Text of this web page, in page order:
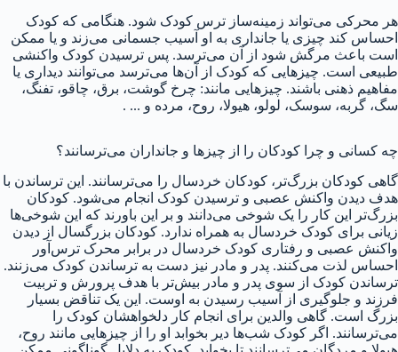
هر محرکی می‌تواند زمینه‌ساز ترس کودک شود. هنگامی که کودک
احساس کند چیزی یا جانداری به او آسیب جسمانی می‌زند و یا ممکن
است باعث مرگش شود از آن می‌ترسد. پس ترسیدن کودک واکنشی
طبیعی است. چیزهایی که کودک از آن‌ها می‌ترسد می‌توانند دیداری یا
مفاهیم ذهنی باشند. چیزهایی مانند: چرخ گوشت، برق، چاقو، تفنگ،
سگ، گربه، سوسک، لولو، هیولا، روح، مرده و .‌‌.. .
چه کسانی و چرا کودکان را از چیزها و جانداران می‌ترسانند؟
گاهی کودکان بزرگ‌تر، کودکان خردسال را می‌ترسانند. این ترساندن با
هدف دیدن واکنش عصبی و ترسیدن کودک انجام می‌شود. کودکان
بزرگ‌تر این کار را یک شوخی می‌دانند و بر این باورند که این شوخی‌ها
زیانی برای کودک خردسال به همراه ندارد. کودکان بزرگسال از دیدن
واکنش عصبی و رفتاری کودک خردسال در برابر محرک ترس‌آور
احساس لذت می‌کنند. پدر و مادر نیز دست به ترساندن کودک می‌زنند.
ترساندن کودک از سوی پدر و مادر بیش‌تر با هدف پرورش و تربیت
فرزند و جلوگیری از آسیب رسیدن به اوست. این یک تناقض بسیار
بزرگ است. گاهی والدین برای انجام کار دلخواهشان کودک را
می‌ترسانند. اگر کودک شب‌ها دیر بخوابد او را از چیزهایی مانند روح،